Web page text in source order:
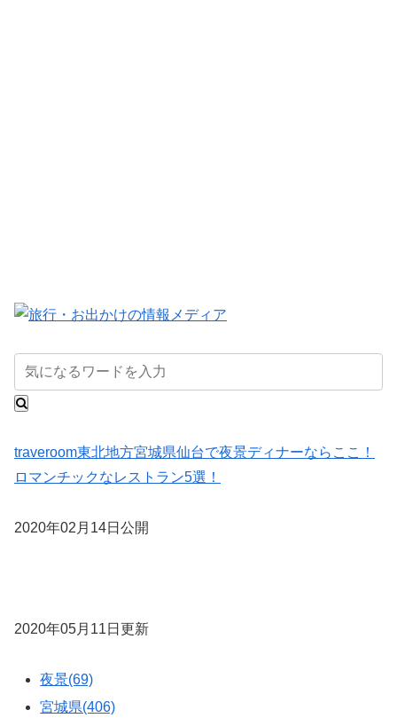
traveroom東北地方宮城県仙台で夜景ディナーならここ！
ロマンチックなレストラン5選！
2020年02月14日公開
2020年05月11日更新
夜景(69)
宮城県(406)